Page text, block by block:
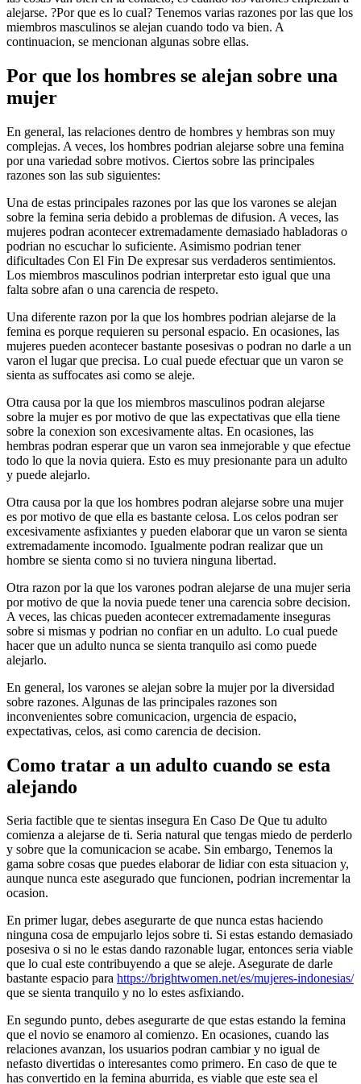
alejarse. ?Por que es lo cual? Tenemos varias razones por las que los
miembros masculinos se alejan cuando todo va bien. A
continuacion, se mencionan algunas sobre ellas.
Por que los hombres se alejan sobre una
mujer
En general, las relaciones dentro de hombres y hembras son muy
complejas. A veces, los hombres podri­an alejarse sobre una femina
por una variedad sobre motivos. Ciertos sobre las principales
razones son las sub siguientes:
Una de estas principales razones por las que los varones se alejan
sobre la femina seri­a debido a problemas de difusion. A veces, las
mujeres podran acontecer extremadamente demasiado habladoras o
podri­an no escuchar lo suficiente. Asimismo podri­an tener
dificultades Con El Fin De expresar sus verdaderos sentimientos.
Los miembros masculinos podri­an interpretar esto igual que una
falta sobre afan o una carencia de respeto.
Una diferente razon por la que los hombres podri­an alejarse de la
femina es porque requieren su personal espacio. En ocasiones, las
mujeres pueden acontecer bastante posesivas o podran no darle a un
varon el lugar que precisa. Lo cual puede efectuar que un varon se
sienta as suffocates asi­ como se aleje.
Otra causa por la que los miembros masculinos podran alejarse
sobre la mujer es por motivo de que las expectativas que ella tiene
sobre la conexion son excesivamente altas. En ocasiones, las
hembras podran esperar que un varon sea inmejorable y que efectue
todo lo que la novia quiera. Esto es muy presionante para un adulto
y puede alejarlo.
Otra causa por la que los hombres podran alejarse sobre una mujer
es por motivo de que ella es bastante celosa. Los celos podran ser
excesivamente asfixiantes y pueden elaborar que un varon se sienta
extremadamente incomodo. Igualmente podran realizar que un
hombre se sienta como si no tuviera ninguna libertad.
Otra razon por la que los varones podran alejarse de una mujer seri­a
por motivo de que la novia puede tener una carencia sobre decision.
A veces, las chicas pueden acontecer extremadamente inseguras
sobre si mismas y podri­an no confiar en un adulto. Lo cual puede
hacer que un adulto nunca se sienta tranquilo asi­ como puede
alejarlo.
En general, los varones se alejan sobre la mujer por la diversidad
sobre razones. Algunas de las principales razones son
inconvenientes sobre comunicacion, urgencia de espacio,
expectativas, celos, asi­ como carencia de decision.
Como tratar a un adulto cuando se esta
alejando
Seri­a factible que te sientas insegura En Caso De Que tu adulto
comienza a alejarse de ti. Seri­a natural que tengas miedo de perderlo
y sobre que la comunicacion se acabe. Sin embargo, Tenemos la
gama sobre cosas que puedes elaborar de lidiar con esta situacion y,
aunque nunca este asegurado que funcionen, podri­an incrementar la
ocasion.
En primer lugar, debes asegurarte de que nunca estas haciendo
ninguna cosa de empujarlo lejos sobre ti. Si estas estando demasiado
posesiva o si no le estas dando razonable lugar, entonces seri­a viable
que lo cual este contribuyendo a que se aleje. Asegurate de darle
bastante espacio para https://brightwomen.net/es/mujeres-indonesias/
que se sienta tranquilo y no lo estes asfixiando.
En segundo punto, debes asegurarte de que estas estando la femina
que el novio se enamoro al comienzo. En ocasiones, cuando las
relaciones avanzan, los usuarios podran cambiar y no igual de
nefasto divertidas o interesantes como primero. En caso de que te
has convertido en la femina aburrida, es viable que este sea el